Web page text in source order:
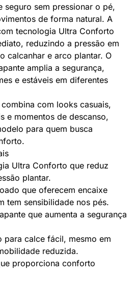
seguro sem pressionar o pé,
de forma natural. A
tecnologia Ultra Conforto
reduzindo a pressão em
calcanhar e arco plantar. O
amplia a segurança,
e estáveis em diferentes
com looks casuais,
e momentos de descanso,
para quem busca
Ultra Conforto que reduz
plantar.
que oferecem encaixe
tem sensibilidade nos pés.
que aumenta a segurança
para calce fácil, mesmo em
reduzida.
proporciona conforto